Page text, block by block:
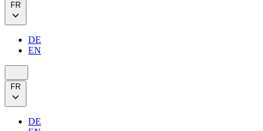
FR
DE
EN
FR
DE